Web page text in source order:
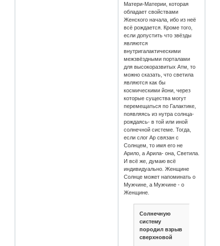
Матери-Материи, которая
обладает свойствами
Женского начала, ибо из неё
всё рождается. Кроме того,
если допустить что звёзды
являются
внутригалактическими
межзвёздными порталами
для высокоразвитых Атм, то
можно сказать, что светила
являются как бы
космическими йони, через
которые существа могут
перемещаться по Галактике,
появляясь из нутра солнца-
рождаясь- в той или иной
солнечной системе. Тогда,
если слог Ар связан с
Солнцем, то имя его не
Арило, а Арила- она, Светила.
И всё же, думаю всё
индивидуально. Женщине
Солнце может напоминать о
Мужчине, а Мужчине - о
Женщине.
Солнечную
систему
породил взрыв
сверхновой